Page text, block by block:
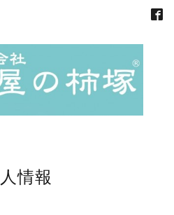
情報